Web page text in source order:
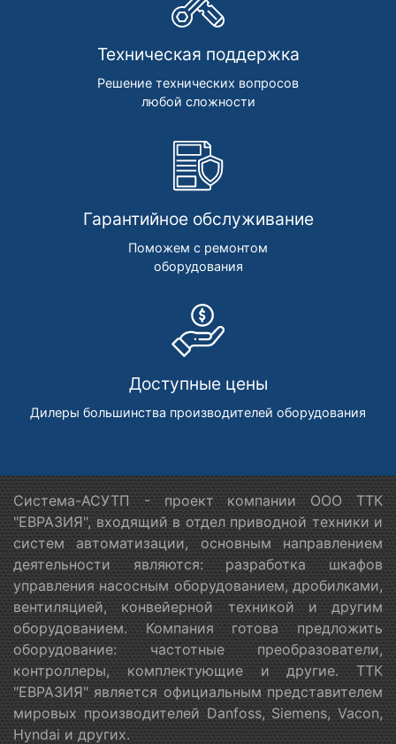
Техническая поддержка
Решение технических вопросов
любой сложности
Гарантийное обслуживание
Поможем с ремонтом
оборудования
Доступные цены
Дилеры большинства производителей оборудования
Система-АСУТП - проект компании ООО ТТК
"ЕВРАЗИЯ", входящий в отдел приводной техники и
систем автоматизации, основным направлением
деятельности являются: разработка шкафов
управления насосным оборудованием, дробилками,
вентиляцией, конвейерной техникой и другим
оборудованием. Компания готова предложить
оборудование: частотные преобразователи,
контроллеры, комплектующие и другие. ТТК
"ЕВРАЗИЯ" является официальным представителем
мировых производителей Danfoss, Siemens, Vacon,
Hyndai и других.